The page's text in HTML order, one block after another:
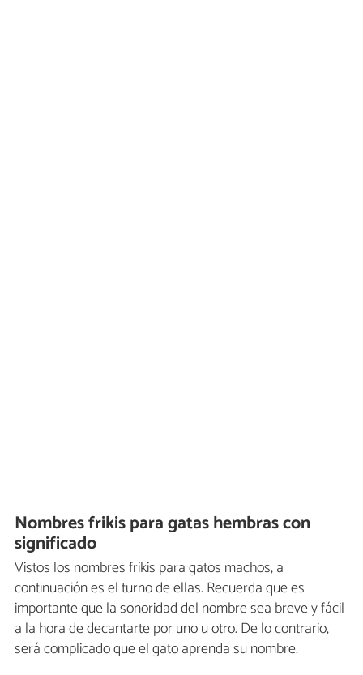
Nombres frikis para gatas hembras con
significado
Vistos los nombres frikis para gatos machos, a
continuación es el turno de ellas. Recuerda que es
importante que la sonoridad del nombre sea breve y fácil
a la hora de decantarte por uno u otro. De lo contrario,
será complicado que el gato aprenda su nombre.